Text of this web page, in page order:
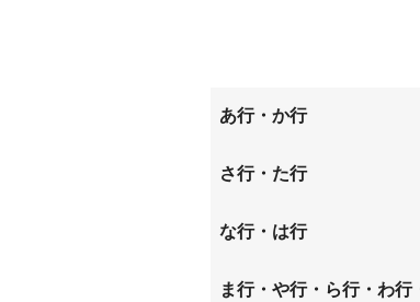
あ行・か行
青菅
勝田台
さ行・た行
上座
な行・は行
中志津
ま行・や行・ら行・わ行